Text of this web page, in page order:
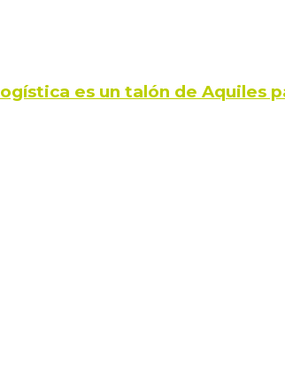
es un talón de Aquiles